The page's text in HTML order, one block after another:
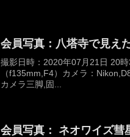
会員写真：八塔寺で見え
撮影日時：2020年07月21日 20
（f135mm,F4）カメラ：
カメラ三脚,固...
会員写真： ネオワイズ